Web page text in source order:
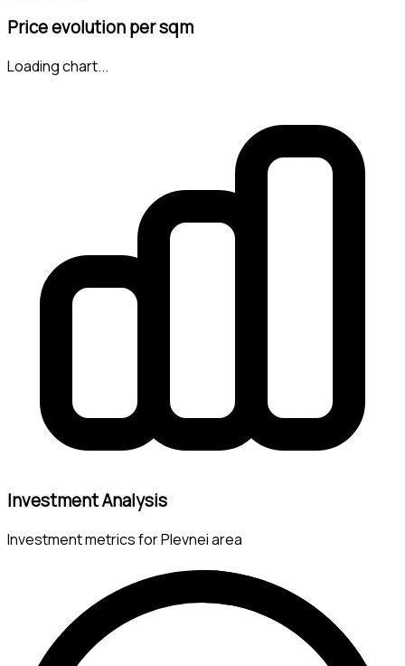
Price evolution per sqm
Loading chart...
Investment Analysis
Investment metrics for Plevnei area